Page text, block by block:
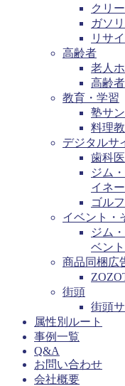
クリ
ガソ
リサ
高齢者
老人
高齢
教育・学習
塾サ
料理
デジタルサ
歯科
ジム
イネ
ゴル
イベント・
ジム
ベント
商品同梱広
街頭
街頭
属性別ルート
事例一覧
Q&A
お問い合わせ
会社概要